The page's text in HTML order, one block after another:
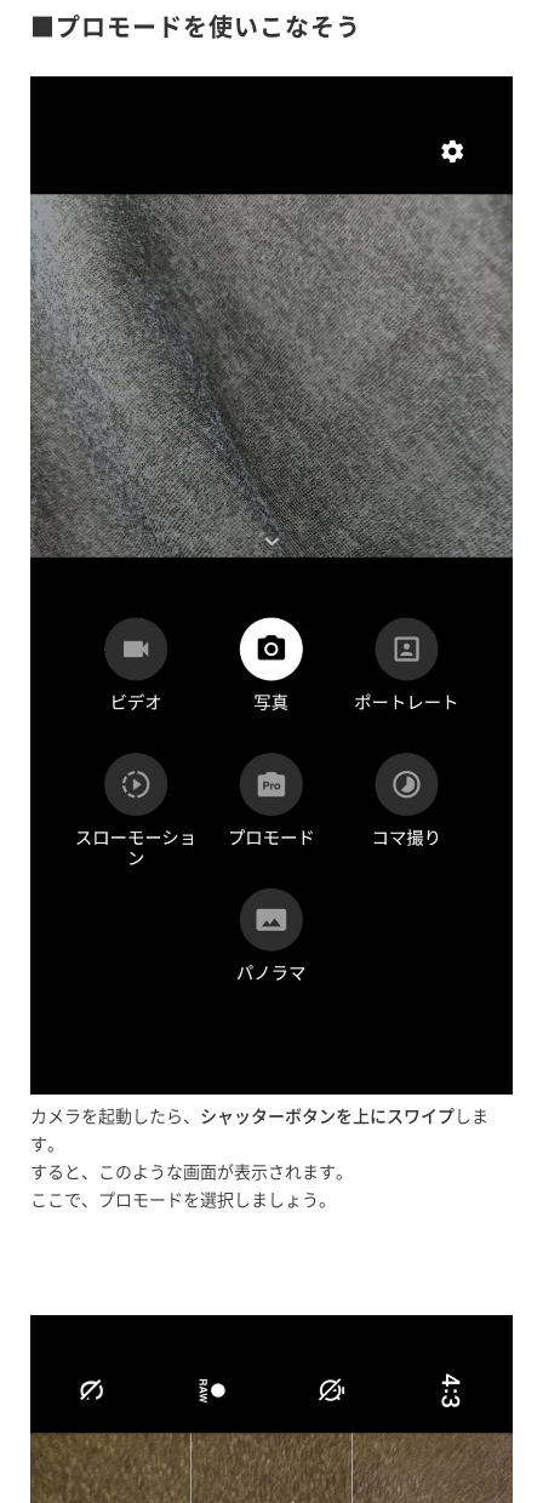
■プロモードを使いこなそう
カメラを起動したら、 シャッターボタンを上にスワイプ しま
す。
すると、このような画面が表示されます。
ここで、プロモードを選択しましょう。